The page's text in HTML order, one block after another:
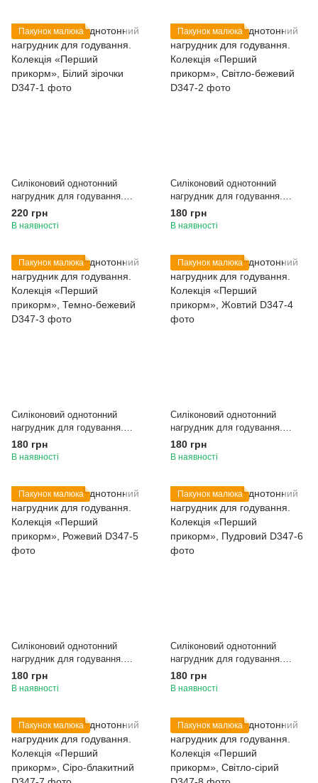
Пакунок малюка
Силіконовий однотонний
нагрудник для годування.
Колекція «Перший прикорм»,
Білий зірочки
220 грн
В наявності
Пакунок малюка
Силіконовий однотонний
нагрудник для годування.
Колекція «Перший прикорм»,
Світло-бежевий
180 грн
В наявності
Пакунок малюка
Силіконовий однотонний
нагрудник для годування.
Колекція «Перший прикорм»,
Темно-бежевий
180 грн
В наявності
Пакунок малюка
Силіконовий однотонний
нагрудник для годування.
Колекція «Перший прикорм»,
Жовтий
180 грн
В наявності
Пакунок малюка
Силіконовий однотонний
нагрудник для годування.
Колекція «Перший прикорм»,
Рожевий
180 грн
В наявності
Пакунок малюка
Силіконовий однотонний
нагрудник для годування.
Колекція «Перший прикорм»,
Пудровий
180 грн
В наявності
Пакунок малюка Пакунок малюка